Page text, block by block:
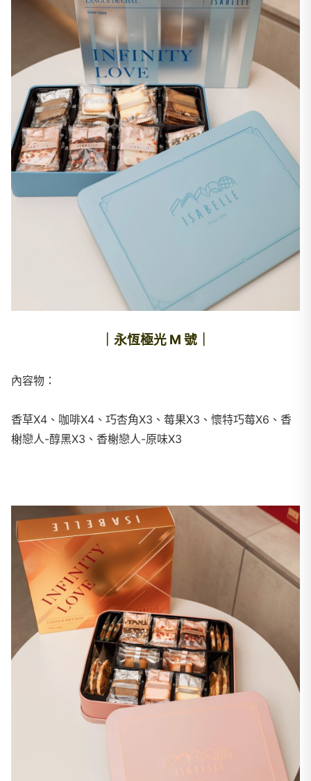
｜永恆極光 M 號｜
內容物：
香草X4、咖啡X4、巧杏角X3、莓果X3、懷特巧莓X6、香
榭戀人-醇黑X3、香榭戀人-原味X3